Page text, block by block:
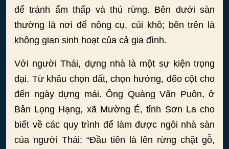
để tránh ẩm thấp và thú rừng. Bên dưới sàn
thường là nơi để nông cụ, củi khô; bên trên là
không gian sinh hoạt của cả gia đình.
Với người Thái, dựng nhà là một sự kiện trọng
đại. Từ khâu chọn đất, chọn hướng, đẽo cột cho
đến ngày dựng mái. Ông Quàng Văn Puôn, ở
Bản Lọng Hạng, xã Mường É, tỉnh Sơn La cho
biết về các quy trình để làm được ngôi nhà sàn
của người Thái: “Đầu tiên là lên rừng chặt gỗ,